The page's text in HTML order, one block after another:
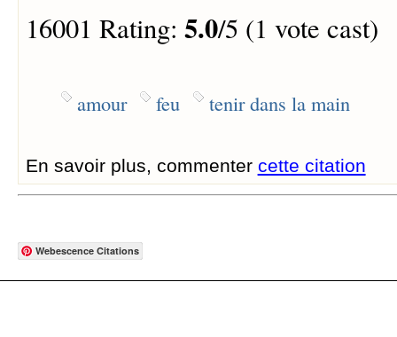
16001 Rating: 5.0/5 (1 vote cast)
amour feu tenir dans la main
En savoir plus, commenter cette citation
Webescence Citations